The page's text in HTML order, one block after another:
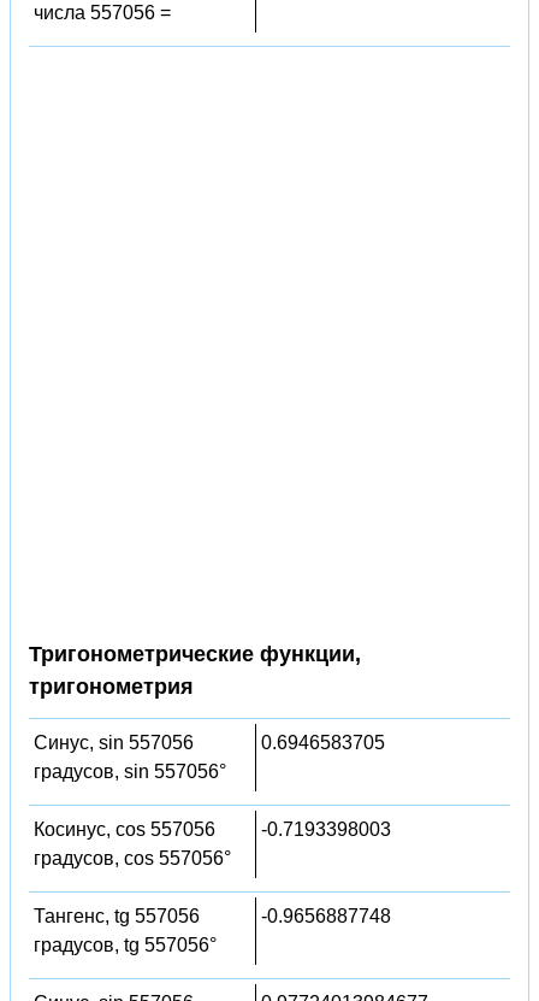
числа 557056 =
Тригонометрические функции,
тригонометрия
Синус, sin 557056
градусов, sin 557056°
0.6946583705
Косинус, cos 557056
градусов, cos 557056°
-0.7193398003
Тангенс, tg 557056
градусов, tg 557056°
-0.9656887748